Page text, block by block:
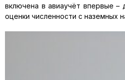
включена в авиаучёт впервые –
оценки численности с наземных